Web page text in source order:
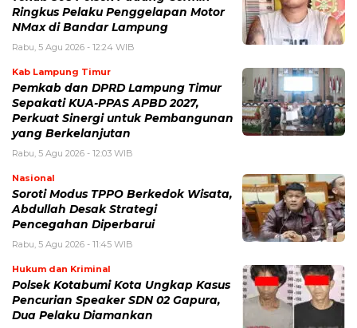
Ringkus Pelaku Penggelapan Motor
NMax di Bandar Lampung
Rabu, 5 Agu 2026 - 12:24 WIB
Kab Lampung Timur
Pemkab dan DPRD Lampung Timur
Sepakati KUA-PPAS APBD 2027,
Perkuat Sinergi untuk Pembangunan
yang Berkelanjutan
Rabu, 5 Agu 2026 - 12:03 WIB
Nasional
Soroti Modus TPPO Berkedok Wisata,
Abdullah Desak Strategi
Pencegahan Diperbarui
Rabu, 5 Agu 2026 - 11:45 WIB
Hukum dan Kriminal
Polsek Kotabumi Kota Ungkap Kasus
Pencurian Speaker SDN 02 Gapura,
Dua Pelaku Diamankan